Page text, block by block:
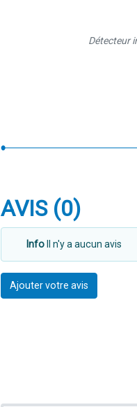
Détecteur
AVIS (0)
Info Il n'y a aucun avis
Ajouter votre avis